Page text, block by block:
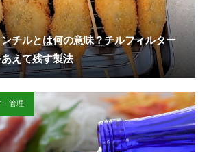
チルとは何の意味？チルフィルター
えて残す製法
管理